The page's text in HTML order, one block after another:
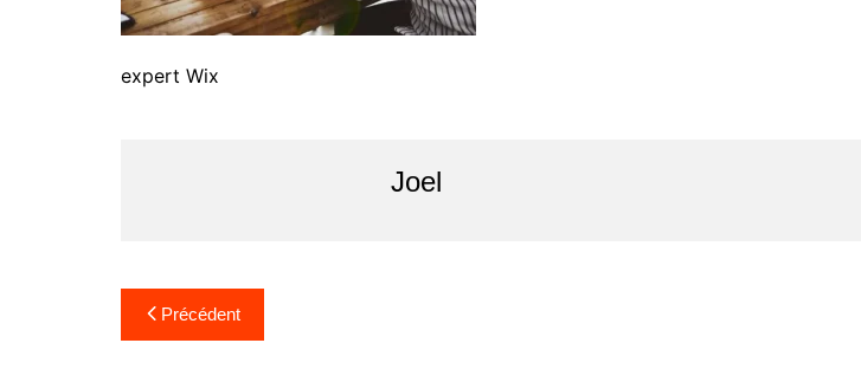
expert Wix
Joel
Navigation
de
Précédent